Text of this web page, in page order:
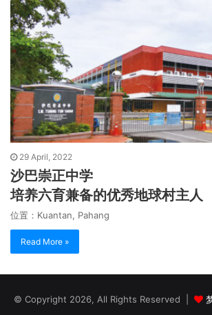
29 April, 2022
沙巴崇正中学
培养六育兼备的优秀地球村主人
位置：Kuantan, Pahang
Read More »
© Copyright 2026, All Rights Reserved |